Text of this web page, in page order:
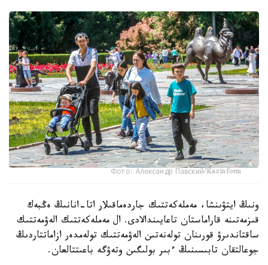
Фото: Александр Павский/Kazinform
ونىڭ ايتۋىنشا، مەملەكەتتىك جاردەماقىلار اتا-انانىڭ ەڭبەك
قىزمەتىنە قاراماستان تاعايىندالادى. ال مەملەكەتتىك الەۋمەتتىك
ساقتاندىرۋ قورىنان تولەنەتىن الەۋمەتتىك تولەمدەر ازاماتتاردىڭ
جوعالتقان تابىسىنىڭ ءبىر بولىگىن وتەۋگە باعىتتالعان.